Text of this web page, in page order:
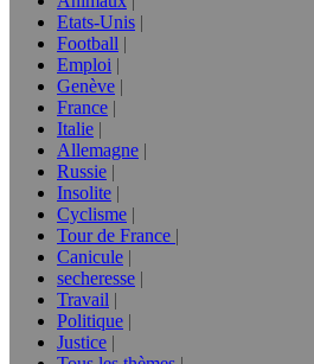
Etats-Unis
Football
Emploi
Genève
France
Italie
Allemagne
Russie
Insolite
Cyclisme
Tour de France
Canicule
secheresse
Travail
Politique
Justice